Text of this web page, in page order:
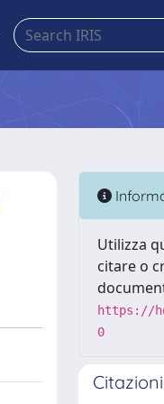
Utilizza
citare o
https://
0
Citazioni